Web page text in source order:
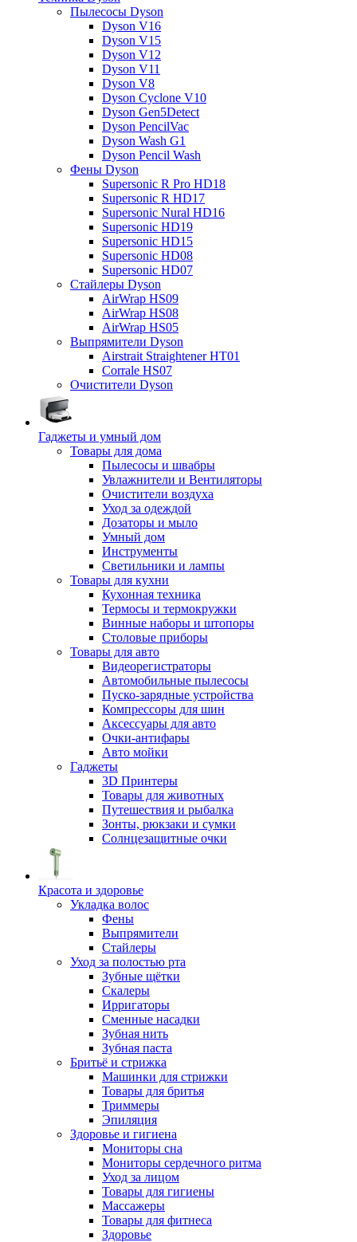
Пылесосы Dyson
Dyson V16
Dyson V15
Dyson V12
Dyson V11
Dyson V8
Dyson Cyclone V10
Dyson Gen5Detect
Dyson PencilVac
Dyson Wash G1
Dyson Pencil Wash
Фены Dyson
Supersonic R Pro HD18
Supersonic R HD17
Supersonic Nural HD16
Supersonic HD19
Supersonic HD15
Supersonic HD08
Supersonic HD07
Стайлеры Dyson
AirWrap HS09
AirWrap HS08
AirWrap HS05
Выпрямители Dyson
Airstrait Straightener HT01
Corrale HS07
Очистители Dyson
Гаджеты и умный дом
Товары для дома
Пылесосы и швабры
Увлажнители и Вентиляторы
Очистители воздуха
Уход за одеждой
Дозаторы и мыло
Умный дом
Инструменты
Светильники и лампы
Товары для кухни
Кухонная техника
Термосы и термокружки
Винные наборы и штопоры
Столовые приборы
Товары для авто
Видеорегистраторы
Автомобильные пылесосы
Пуско-зарядные устройства
Компрессоры для шин
Аксессуары для авто
Очки-антифары
Авто мойки
Гаджеты
3D Принтеры
Товары для животных
Путешествия и рыбалка
Зонты, рюкзаки и сумки
Солнцезащитные очки
Красота и здоровье
Укладка волос
Фены
Выпрямители
Стайлеры
Уход за полостью рта
Зубные щётки
Скалеры
Ирригаторы
Сменные насадки
Зубная нить
Зубная паста
Бритьё и стрижка
Машинки для стрижки
Товары для бритья
Триммеры
Эпиляция
Здоровье и гигиена
Мониторы сна
Мониторы сердечного ритма
Уход за лицом
Товары для гигиены
Массажеры
Товары для фитнеса
Здоровье